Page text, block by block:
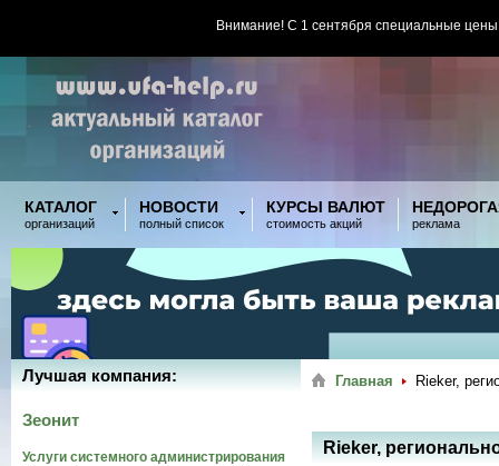
Внимание! С 1 сентября специальные
КАТАЛОГ
организаций
НОВОСТИ
полный список
КУРСЫ ВАЛЮТ
стоимость акций реклама
Главная Rieker,
Rieker,
Лучшая компания:
Зеонит
Услуги системного администрирования